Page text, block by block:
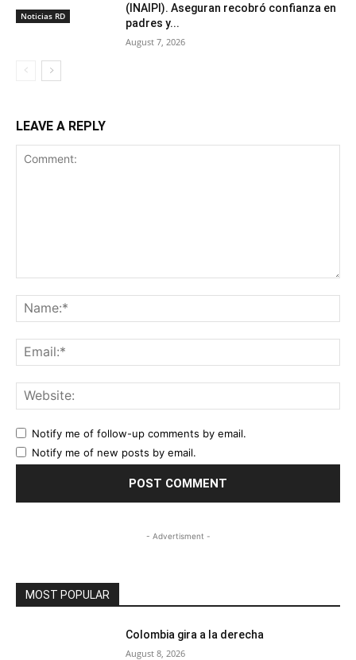
Noticias RD
(INAIPI). Aseguran recobró confianza en
padres y...
August 7, 2026
LEAVE A REPLY
Notify me of follow-up comments by email.
Notify me of new posts by email.
- Advertisment -
MOST POPULAR
Colombia gira a la derecha
August 8, 2026